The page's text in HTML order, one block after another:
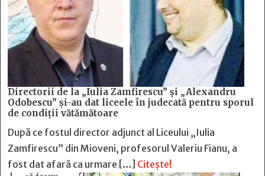
Directorii de la „Iulia Zamfirescu” și „Alexandru
Odobescu” și-au dat liceele în judecată pentru sporul
de condiții vătămătoare
După ce fostul director adjunct al Liceului „Iulia
Zamfirescu” din Mioveni, profesorul Valeriu Fianu, a
fost dat afară ca urmare […] Citește!